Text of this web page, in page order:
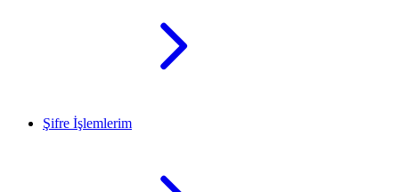
Şifre İşlemlerim